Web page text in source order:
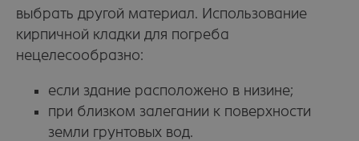
выбрать другой материал. Использование
кирпичной кладки для погреба
нецелесообразно:
если здание расположено в низине;
при близком залегании к поверхности
земли грунтовых вод.